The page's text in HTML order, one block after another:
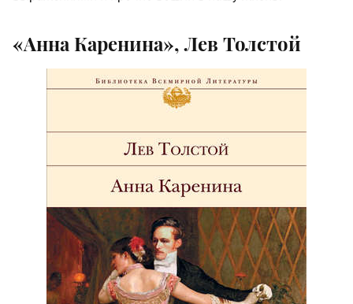
«Анна Каренина», Лев Толстой